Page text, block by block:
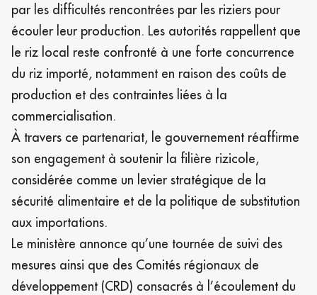
par les difficultés rencontrées par les riziers pour
écouler leur production. Les autorités rappellent que
le riz local reste confronté à une forte concurrence
du riz importé, notamment en raison des coûts de
production et des contraintes liées à la
commercialisation.
À travers ce partenariat, le gouvernement réaffirme
son engagement à soutenir la filière rizicole,
considérée comme un levier stratégique de la
sécurité alimentaire et de la politique de substitution
aux importations.
Le ministère annonce qu’une tournée de suivi des
mesures ainsi que des Comités régionaux de
développement (CRD) consacrés à l’écoulement du